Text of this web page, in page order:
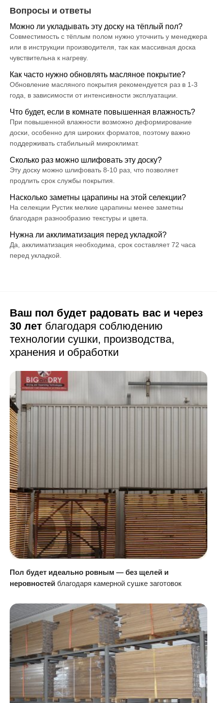
Вопросы и ответы
Можно ли укладывать эту доску на тёплый пол?
Совместимость с тёплым полом нужно уточнить у менеджера
или в инструкции производителя, так как массивная доска
чувствительна к нагреву.
Как часто нужно обновлять масляное покрытие?
Обновление масляного покрытия рекомендуется раз в 1-3
года, в зависимости от интенсивности эксплуатации.
Что будет, если в комнате повышенная влажность?
При повышенной влажности возможно деформирование
доски, особенно для широких форматов, поэтому важно
поддерживать стабильный микроклимат.
Сколько раз можно шлифовать эту доску?
Эту доску можно шлифовать 8-10 раз, что позволяет
продлить срок службы покрытия.
Насколько заметны царапины на этой селекции?
На селекции Рустик мелкие царапины менее заметны
благодаря разнообразию текстуры и цвета.
Нужна ли акклиматизация перед укладкой?
Да, акклиматизация необходима, срок составляет 72 часа
перед укладкой.
Ваш пол будет радовать вас и через
30 лет благодаря соблюдению
технологии сушки, производства,
хранения и обработки
Пол будет идеально ровным — без щелей и
неровностей благодаря камерной сушке заготовок